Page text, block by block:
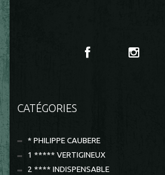
CATÉGORIES
* PHILIPPE CAUBERE
1 ***** VERTIGINEUX
2 **** INDISPENSABLE